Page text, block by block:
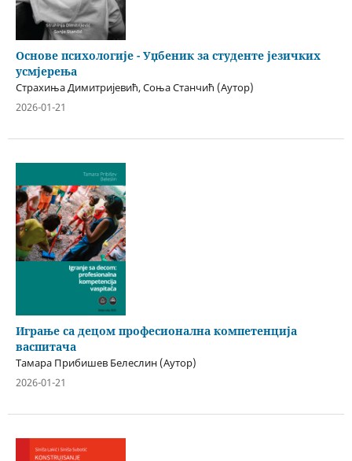
Основе психологије - Уџбеник за студенте језичких
усмјерења
Страхиња Димитријевић, Соња Станчић (Аутор)
2026-01-21
Играње са децом професионална компетенција
васпитача
Тамара Прибишев Белеслин (Аутор)
2026-01-21